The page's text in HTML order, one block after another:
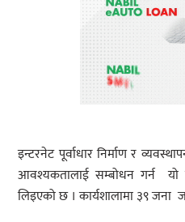
इन्टरनेट पूर्वाधार निर्माण र
आवश्यकतालाई सम्बोधन गर्न यो
लिइएको छ । कार्यशालामा ३९ जना